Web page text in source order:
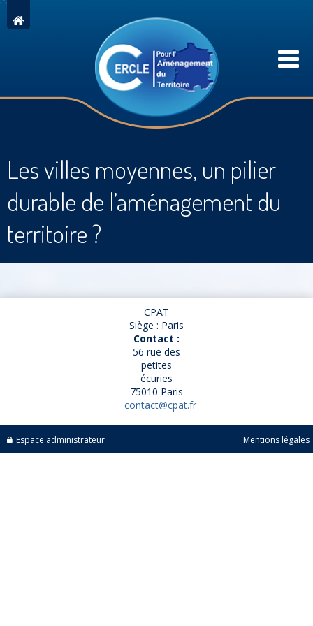
Les villes moyennes, un pilier
durable de l’aménagement du
territoire ?
CPAT
Siège : Paris
Contact :
56 rue des
petites
écuries
75010 Paris
contact@cpat.fr
Espace administrateur Mentions légales